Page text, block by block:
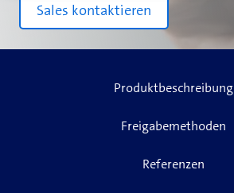
Sales kontaktieren
Produktbeschreibung
Freigabemethoden
Referenzen